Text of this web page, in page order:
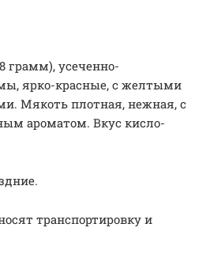
грамм), усеченно-
ярко-красные, с желтыми
Мякоть плотная, нежная, с
ароматом. Вкус кисло-
транспортировку и